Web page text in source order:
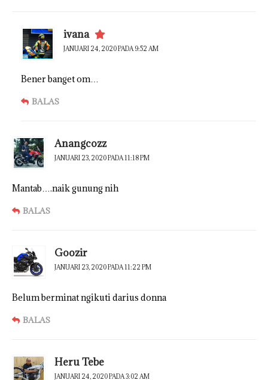
ivana
JANUARI 24, 2020 PADA 9:52 AM
Bener banget om…
BALAS
Anangcozz
JANUARI 23, 2020 PADA 11:18 PM
Mantab….naik gunung nih
BALAS
Goozir
JANUARI 23, 2020 PADA 11:22 PM
Belum berminat ngikuti darius donna
BALAS
Heru Tebe
JANUARI 24, 2020 PADA 3:02 AM